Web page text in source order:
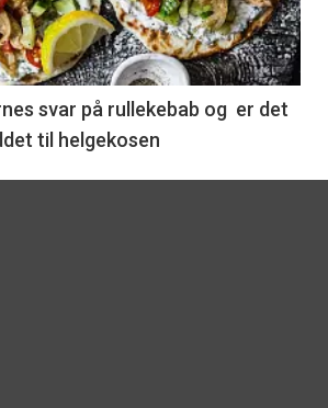
svar på rullekebab og er det
til helgekosen